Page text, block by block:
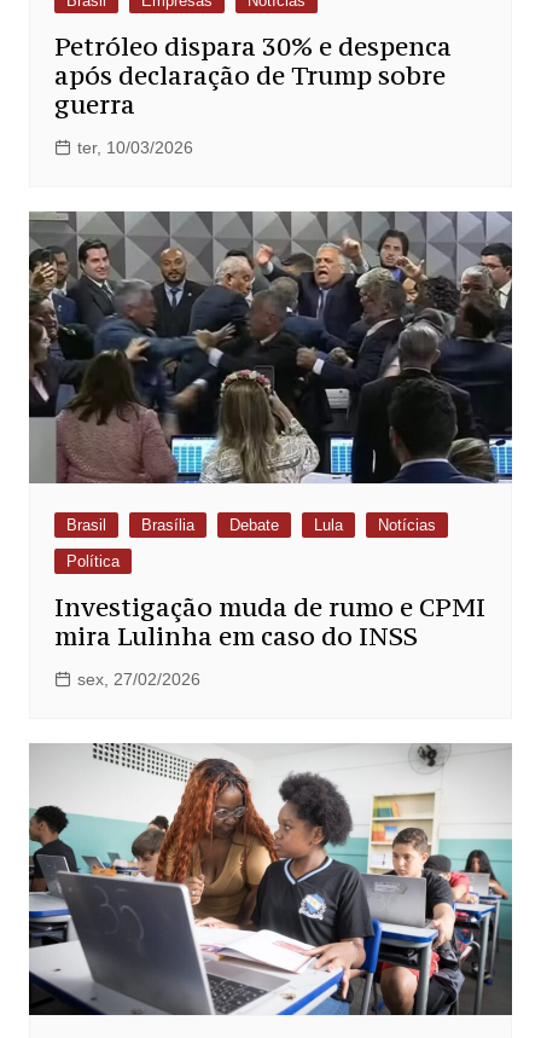
Petróleo dispara 30% e despenca
após declaração de Trump sobre
guerra
ter, 10/03/2026
Brasil Brasília Debate Lula
Notícias
Política
Investigação muda de rumo e CPMI
mira Lulinha em caso do INSS
sex, 27/02/2026